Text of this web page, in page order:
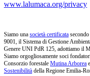
www.lalumaca.org/privacy
Siamo una società certificata
9001, il Sistema di Gestione
Genere UNI PdR 125, adottiamo il
Siamo orgogliosamente soci
Consorzio forestale Mutina Arborea
Sostenibilità della Regione Emilia-